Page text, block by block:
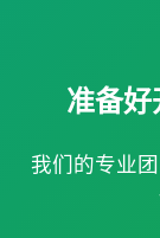
准备好
我们的专业